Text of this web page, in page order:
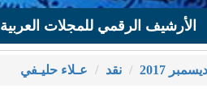
الأرشيف الرقمي للمجلات العربية
نقد عـلاء حليـفي